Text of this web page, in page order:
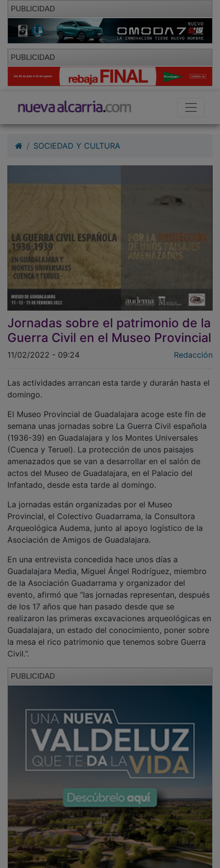
PUBLICIDAD
PUBLICIDAD
Jornadas sobre el patrimonio de la
Guerra Civil en el Museo Provincial
domingo.
semana unas jornadas sobre La Guerra Civil española
(1936-39) en Guadalajara y los Montes Universales
(Cuenca y Teruel). La protección de unos paisajes
amenazados que se van a desarrollar en el salón de
actos del Museo de Guadalajara, en el Palacio del
Infantado, desde esta tarde al domingo.
Provincial, el Colectivo Guadarrama, la Consultora
Arqueológica Audema, junto al apoyo logístico de la
Asociación de Amigos de Guadalajara.
Guadalajara Media, Miguel Ángel Rodríguez, miembro
de la Asociación Guadarrama y organizador del
evento, afirmó que “las jornadas representan, después
de los 17 años que han pasado desde que se
realizaron las primeras excavaciones arqueológicas en
Guadalajara, un estado del conocimiento, poner sobre
la mesa el rico patrimonio que tenemos sobre Guerra
Civil.”.